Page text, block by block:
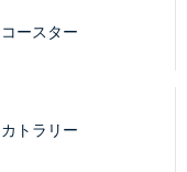
コースター
カトラリー